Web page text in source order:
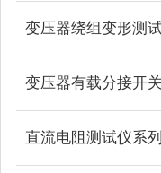
变压器绕组变形测
直流电阻测试仪系列